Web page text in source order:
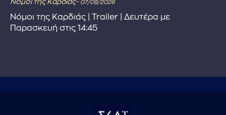
Νόμοι της Καρδιάς- 07/08/2026
Νόμοι της Καρδιάς | Trailer | Δευτέρα με
Παρασκευή στις 14:45